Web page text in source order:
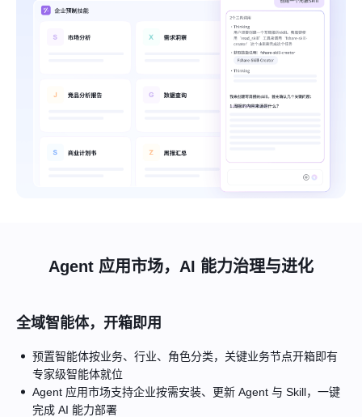
Agent 应用市场，AI 能力治理与进化
全域智能体，开箱即用
预置智能体按业务、行业、角色分类，关键业务节点开箱即有
专家级智能体就位
Agent 应用市场支持企业按需安装、更新 Agent 与 Skill，一键
完成 AI 能力部署